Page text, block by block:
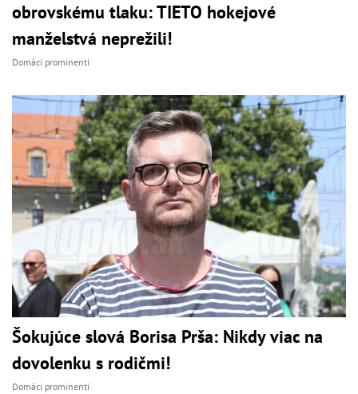
obrovskému tlaku: TIETO hokejové
manželstvá neprežili!
Domáci prominenti
Šokujúce slová Borisa Prša: Nikdy viac na
dovolenku s rodičmi!
Domáci prominenti